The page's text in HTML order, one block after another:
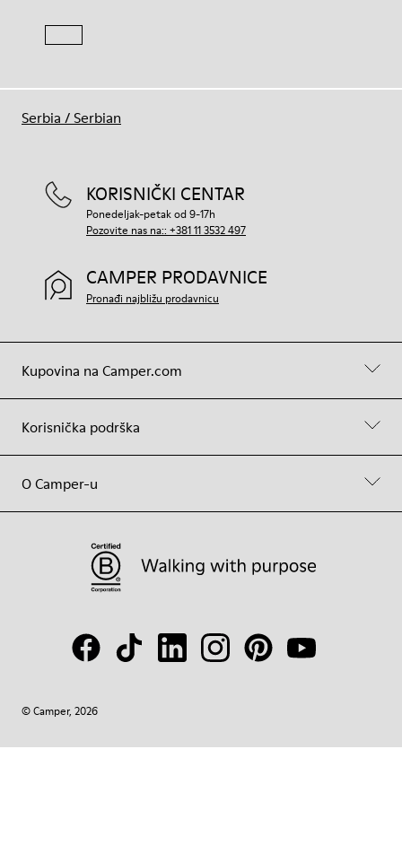
Kupovina na Camper.com
Korisnička podrška
O Camper-u
KORISNIČKI CENTAR
Ponedeljak-petak od 9-17h
Pozovite nas na:: +381 11 3532 497
CAMPER PRODAVNICE
Pronađi najbližu prodavnicu
© Camper, 2026
Serbia /Serbian